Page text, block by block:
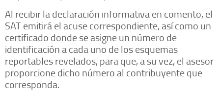
Al recibir la declaración informativa en comento, el
SAT emitirá el acuse correspondiente, así como un
certificado donde se asigne un número de
identificación a cada uno de los esquemas
reportables revelados, para que, a su vez, el asesor
proporcione dicho número al contribuyente que
corresponda.